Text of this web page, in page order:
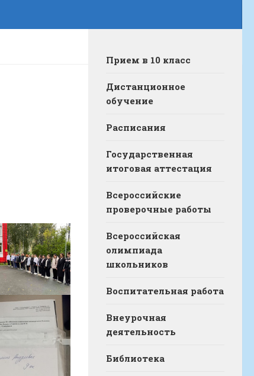
Прием в 10 класс
Дистанционное
обучение
Расписания
Государственная
итоговая аттестация
Всероссийские
проверочные работы
Всероссийская
олимпиада
школьников
Воспитательная работа
Внеурочная
деятельность
Библиотека